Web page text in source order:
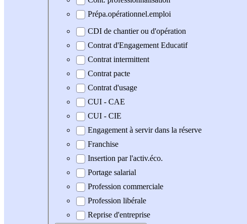
Prépa.opérationnel.emploi
CDI de chantier ou d'opération
Contrat d'Engagement Educatif
Contrat intermittent
Contrat pacte
Contrat d'usage
CUI - CAE
CUI - CIE
Engagement à servir dans la réserve
Franchise
Insertion par l'activ.éco.
Portage salarial
Profession commerciale
Profession libérale
Reprise d'entreprise